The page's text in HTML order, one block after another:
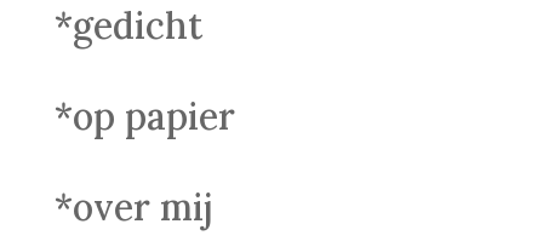
*gedicht
*op papier
*over mij